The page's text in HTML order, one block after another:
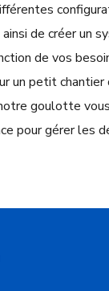
de créer un
de vos
un petit chantier
goulotte
pour gérer les